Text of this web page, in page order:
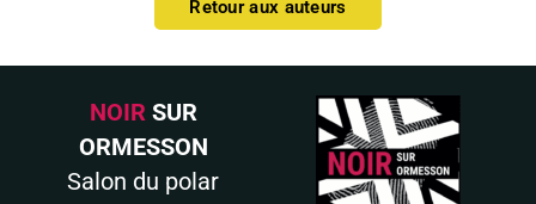
Retour aux auteurs
NOIRSUR
ORMESSON
Salon du polar